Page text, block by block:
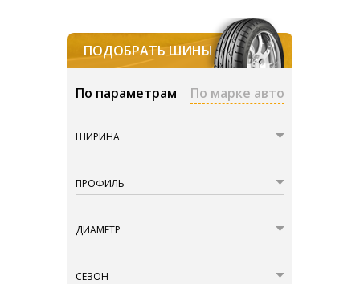
ПОДОБРАТЬ ШИНЫ
По параметрам По марке авто
ШИРИНА
ПРОФИЛЬ
ДИАМЕТР
СЕЗОН